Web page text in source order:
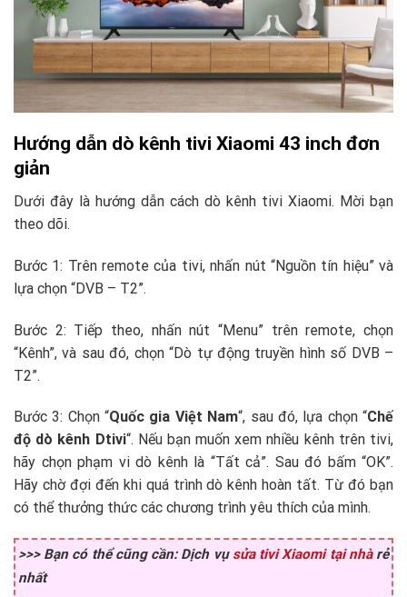
Hướng dẫn dò kênh tivi Xiaomi 43 inch đơn
giản
Dưới đây là hướng dẫn cách dò kênh tivi Xiaomi. Mời bạn
theo dõi.
Bước 1: Trên remote của tivi, nhấn nút “Nguồn tín hiệu” và
lựa chọn “DVB – T2”.
Bước 2: Tiếp theo, nhấn nút “Menu” trên remote, chọn
“Kênh”, và sau đó, chọn “Dò tự động truyền hình số DVB –
T2”.
Bước 3: Chọn “Quốc gia Việt Nam“, sau đó, lựa chọn “Chế
độ dò kênh Dtivi“. Nếu bạn muốn xem nhiều kênh trên tivi,
hãy chọn phạm vi dò kênh là “Tất cả”. Sau đó bấm “OK”.
Hãy chờ đợi đến khi quá trình dò kênh hoàn tất. Từ đó bạn
có thể thưởng thức các chương trình yêu thích của mình.
>>> Bạn có thể cũng cần: Dịch vụ sửa tivi Xiaomi tại nhàrẻ
nhất